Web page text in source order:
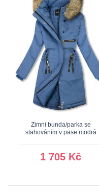
Zimní bunda/parka se
stahováním v pase modrá
1 705 Kč